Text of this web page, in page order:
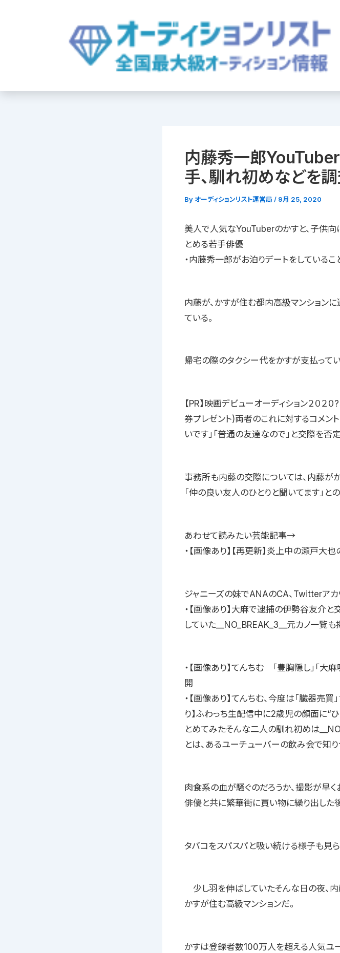
内藤秀一郎
手、馴れ初めなどを調
By オーディションリスト運営局 / 9月 25, 2020
美人で人気なYouTuberのかすと、子供
とめる若手俳優
・内藤秀一郎がお泊りデートをしているこ
内藤が、かすが住む都内高級マンション
ている。
帰宅の際のタクシー代をかすが支払って
【PR】映画デビューオーディション２０
券プレゼント)両者のこれに対するコメン
いです」「普通の友達なので」と交際を否定
事務所も内藤の交際については、内藤が
「仲の良い友人のひとりと聞いてます」と
あわせて読みたい芸能記事→
・【画像あり】【再更新】炎上中の瀬戸大
ジャニーズの妹でANAのCA、Twitterアカ
・【画像あり】大麻で逮捕の伊勢谷友介
していた__NO_BREAK_3__元カノ一覧も
・【画像あり】てんちむ 「豊胸隠し」「
開
・【画像あり】てんちむ、今度は「臓器売
り】ふわっち生配信中に2歳児の顔面に“
とめてみたそんな二人の馴れ初めは
とは、あるユーチューバーの飲み会で知
肉食系の血が騒ぐのだろうか、撮影が早
俳優と共に繁華街に買い物に繰り出した後
タバコをスパスパと吸い続ける様子も見ら
少し羽を伸ばしていたそんな日の夜、内
かすが住む高級マンションだ。
かすは登録者数100万人を超える人気ユ